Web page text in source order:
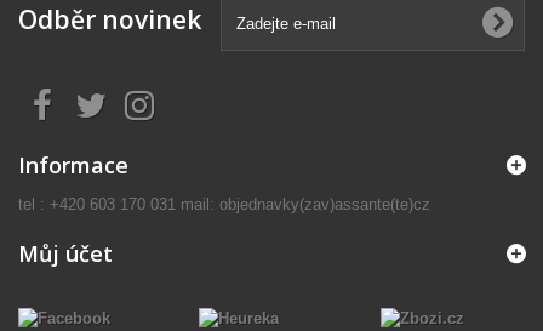
Odběr novinek
Informace
tel : +420 603 170 031 mail: objednavky(zav)assante(te)cz
Můj účet